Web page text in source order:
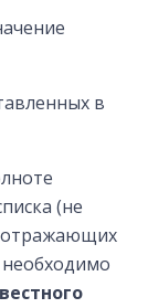
в
(не
отражающих